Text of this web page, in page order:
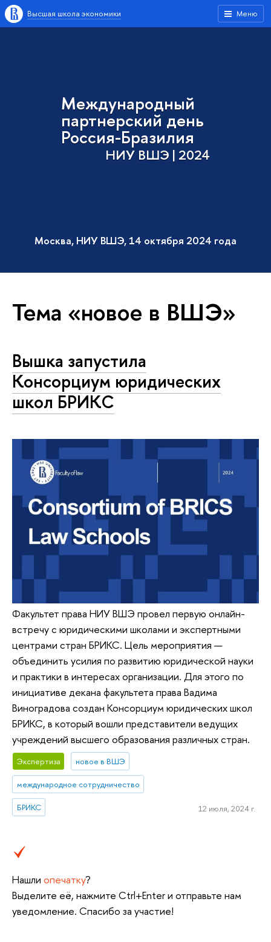
Меню
Высшая школа экономики
Международный
партнерский день
Россия-Бразилия
НИУ ВШЭ | 2024
Москва, НИУ ВШЭ, 14 октября 2024 года
Тема «новое в ВШЭ»
Вышка запустила
Консорциум юридических
школ БРИКС
Факультет права НИУ ВШЭ провел первую онлайн-
встречу с юридическими школами и экспертными
центрами стран БРИКС. Цель мероприятия —
объединить усилия по развитию юридической науки
и практики в интересах организации. Для этого по
инициативе декана факультета права Вадима
Виноградова создан Консорциум юридических школ
БРИКС, в который вошли представители ведущих
учреждений высшего образования различных стран.
Экспертиза новое в ВШЭ
международное сотрудничество
БРИКС 12 июля, 2024 г.
Нашли опечатку?
Выделите её, нажмите Ctrl+Enter и отправьте нам
уведомление. Спасибо за участие!